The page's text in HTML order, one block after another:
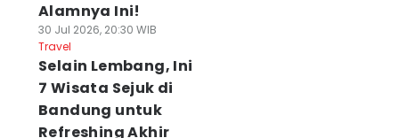
Alamnya Ini!
30 Jul 2026, 20:30 WIB
Travel
Selain Lembang, Ini
7 Wisata Sejuk di
Bandung untuk
Refreshing Akhir